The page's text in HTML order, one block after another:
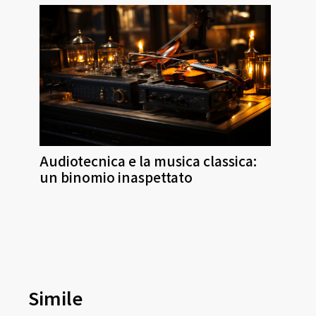
Audiotecnica e la musica classica:
un binomio inaspettato
Simile